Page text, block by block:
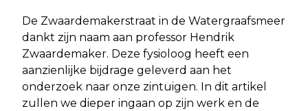
De Zwaardemakerstraat in de Watergraafsmeer
dankt zijn naam aan professor Hendrik
Zwaardemaker. Deze fysioloog heeft een
aanzienlijke bijdrage geleverd aan het
onderzoek naar onze zintuigen. In dit artikel
zullen we dieper ingaan op zijn werk en de